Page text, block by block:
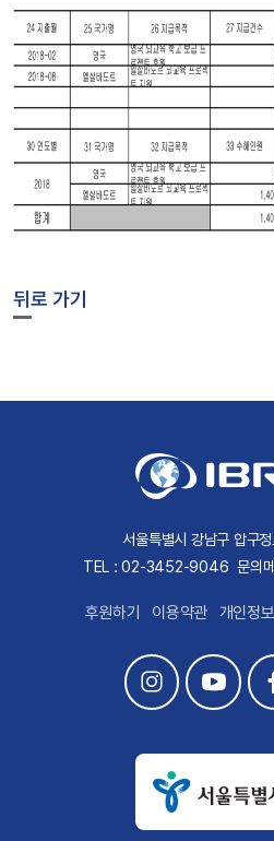
뒤로 가기
서울특별시 강남구 압구
TEL : 02-3452-9046 문의
후원하기 이용약관 개인정